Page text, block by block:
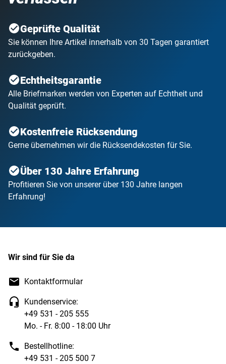
Geprüfte Qualität
Sie können Ihre Artikel innerhalb von 30 Tagen garantiert
zurückgeben.
Echtheitsgarantie
Alle Briefmarken werden von Experten auf Echtheit und
Qualität geprüft.
Kostenfreie Rücksendung
Gerne übernehmen wir die Rücksendekosten für Sie.
Über 130 Jahre Erfahrung
Profitieren Sie von unserer über 130 Jahre langen
Erfahrung!
Wir sind für Sie da
Kontaktformular
Kundenservice:
+49 531 - 205 555
Mo. - Fr. 8:00 - 18:00 Uhr
Bestellhotline:
+49 531 - 205 500 7